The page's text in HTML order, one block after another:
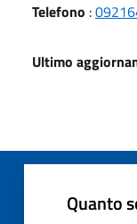
Telefono :
Ultimo
Quanto